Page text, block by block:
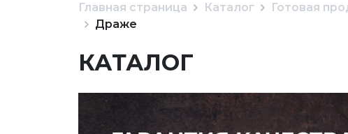
Главная страница Каталог Готовая
Драже
КАТАЛОГ